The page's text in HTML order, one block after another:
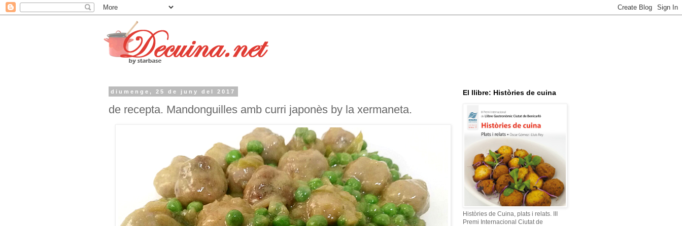
diumenge, 25 de juny del 2017
de recepta. Mandonguilles amb curri japonès by la xermaneta.
El llibre: Històries de cuina
Històries de Cuina, plats i relats. III
Premi Internacional Ciutat de